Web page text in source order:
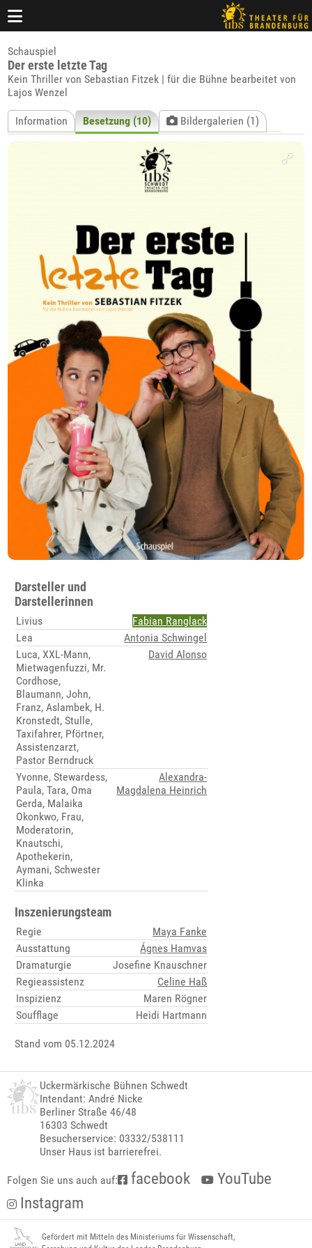
Schauspiel
Der erste letzte Tag
Kein Thriller von Sebastian Fitzek | für die Bühne bearbeitet von
Lajos Wenzel
Information Besetzung (10) Bildergalerien (1)
Darsteller und
Darstellerinnen
Livius
Fabian Ranglack
Lea
Antonia Schwingel
Luca, XXL-Mann,
Mietwagenfuzzi, Mr.
Cordhose,
Blaumann, John,
Franz, Aslambek, H.
Kronstedt, Stulle,
Taxifahrer, Pförtner,
Assistenzarzt,
Pastor Berndruck
David Alonso
Yvonne, Stewardess,
Paula, Tara, Oma
Gerda, Malaika
Okonkwo, Frau,
Moderatorin,
Knautschi,
Apothekerin,
Aymani, Schwester
Klinka
Alexandra-
Magdalena Heinrich
Inszenierungsteam
Regie
Maya Fanke
Ausstattung
Ágnes Hamvas
Dramaturgie
Josefine Knauschner
Regieassistenz
Celine Haß
Inspizienz
Maren Rögner
Soufflage
Heidi Hartmann
Stand vom 05.12.2024
Uckermärkische Bühnen Schwedt
Intendant: André Nicke
Berliner Straße 46/48
16303 Schwedt
Besucherservice: 03332/538111
Unser Haus ist barrierefrei.
Folgen Sie uns auch auf: facebook
YouTube
Instagram
Gefördert mit Mitteln des Ministeriums für Wissenschaft,